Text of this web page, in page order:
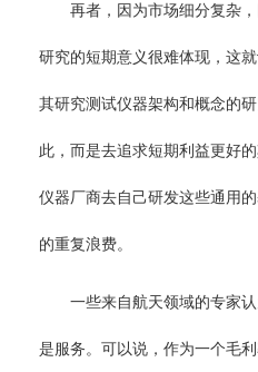
再者，因为市场细分复杂，
研究的短期意义很难体现，这
其研究测试仪器架构和概念的
此，而是去追求短期利益更好
仪器厂商去自己研发这些通用
的重复浪费。
一些来自航天领域的专家认
是服务。可以说，作为一个毛